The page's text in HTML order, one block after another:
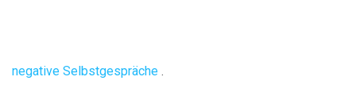
negative Selbstgespräche .